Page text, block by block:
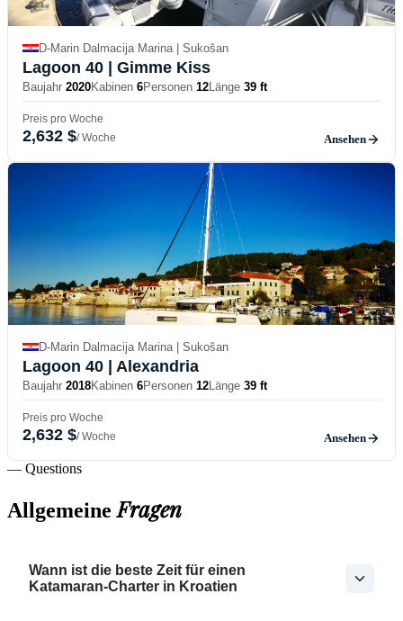
D-Marin Dalmacija Marina | Sukošan
Lagoon 40 | Gimme Kiss
Baujahr 2020Kabinen 6Personen 12Länge 39 ft
Preis pro Woche
2,632 $/ Woche Ansehen
D-Marin Dalmacija Marina | Sukošan
Lagoon 40 | Alexandria
Baujahr 2018Kabinen 6Personen 12Länge 39 ft
Preis pro Woche
2,632 $/ Woche Ansehen
— Questions
AllgemeineFragen
Wann ist die beste Zeit für einen
Katamaran-Charter in Kroatien